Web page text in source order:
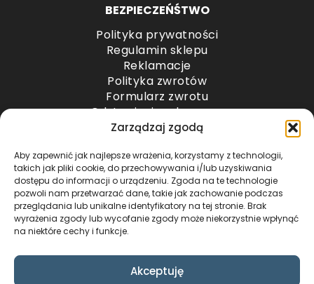
Zarządzaj zgodą
Aby zapewnić jak najlepsze wrażenia, korzystamy z technologii,
takich jak pliki cookie, do przechowywania i/lub uzyskiwania
dostępu do informacji o urządzeniu. Zgoda na te technologie
pozwoli nam przetwarzać dane, takie jak zachowanie podczas
przeglądania lub unikalne identyfikatory na tej stronie. Brak
wyrażenia zgody lub wycofanie zgody może niekorzystnie wpłynąć
na niektóre cechy i funkcje.
Akceptuję
BEZPIECZEŃŚTWO
Polityka prywatności
Regulamin sklepu
Reklamacje
Polityka zwrotów
Formularz zwrotu
Odstąpienie od umowy
Odstąpienie od umowy – przesyłki paletowe
METODY PŁATNOŚCI